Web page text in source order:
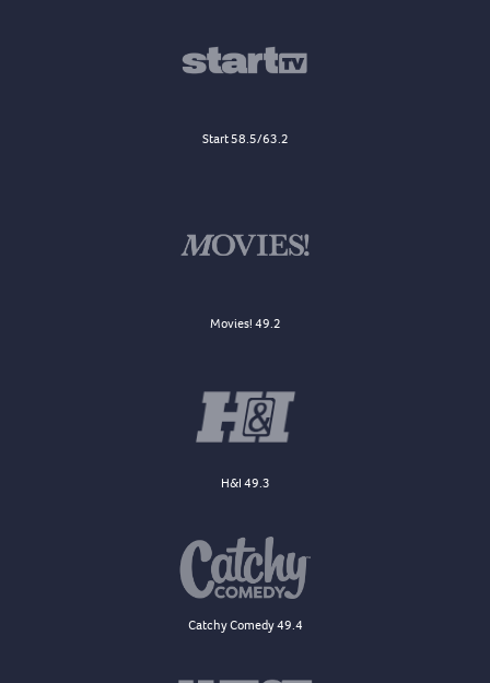
Start 58.5/63.2
Movies! 49.2
H&I 49.3
Catchy Comedy 49.4